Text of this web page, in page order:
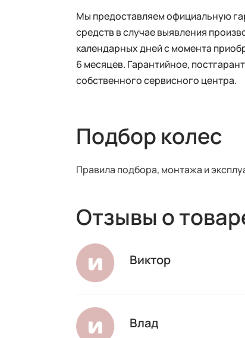
Мы предоставляем официальную
средств в случае выявления
календарных дней с момента
6 месяцев. Гарантийное,
собственного сервисного центра.
Подбор колес
Правила подбора, монтажа и
Отзывы о
Виктор
Влад